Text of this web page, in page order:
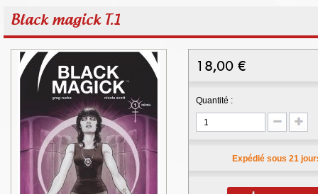
Black magick T.1
18,00 €
Quantité :
Expédié sous 21